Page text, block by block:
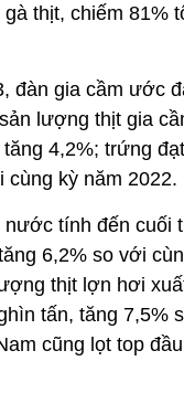
thịt, chiếm 81%
đàn gia cầm ước
lượng thịt gia
4,2%; trứng
cùng kỳ năm 2022.
tính đến cuối
6,2% so với
thịt lợn hơi
tấn, tăng 7,5%
cũng lọt top